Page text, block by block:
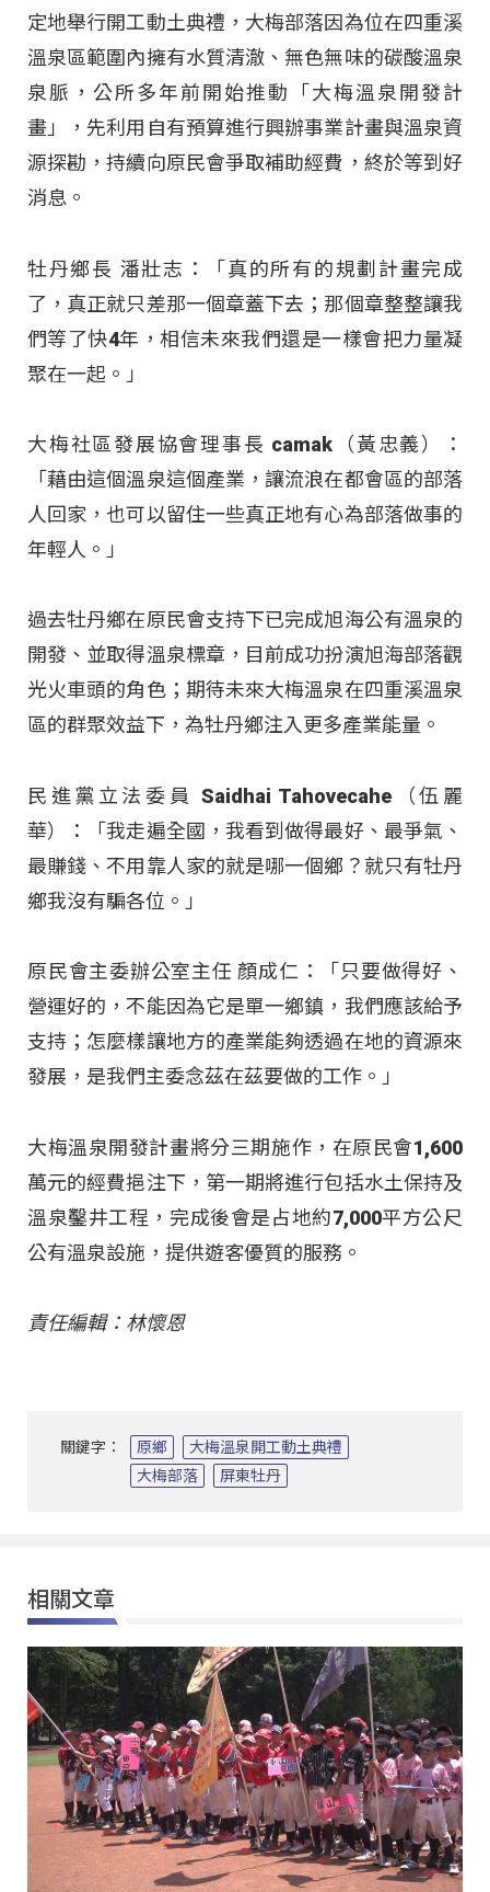
定地舉行開工動土典禮，大梅部落因為位在四重溪
溫泉區範圍內擁有水質清澈、無色無味的碳酸溫泉
泉脈，公所多年前開始推動「大梅溫泉開發計
畫」，先利用自有預算進行興辦事業計畫與溫泉資
源探勘，持續向原民會爭取補助經費，終於等到好
消息。
牡丹鄉長 潘壯志：「真的所有的規劃計畫完成
了，真正就只差那一個章蓋下去；那個章整整讓我
們等了快4年，相信未來我們還是一樣會把力量凝
聚在一起。」
大梅社區發展協會理事長 camak（黃忠義）：
「藉由這個溫泉這個產業，讓流浪在都會區的部落
人回家，也可以留住一些真正地有心為部落做事的
年輕人。」
過去牡丹鄉在原民會支持下已完成旭海公有溫泉的
開發、並取得溫泉標章，目前成功扮演旭海部落觀
光火車頭的角色；期待未來大梅溫泉在四重溪溫泉
區的群聚效益下，為牡丹鄉注入更多產業能量。
民進黨立法委員 Saidhai Tahovecahe（伍麗
華）：「我走遍全國，我看到做得最好、最爭氣、
最賺錢、不用靠人家的就是哪一個鄉？就只有牡丹
鄉我沒有騙各位。」
原民會主委辦公室主任 顏成仁：「只要做得好、
營運好的，不能因為它是單一鄉鎮，我們應該給予
支持；怎麼樣讓地方的產業能夠透過在地的資源來
發展，是我們主委念茲在茲要做的工作。」
大梅溫泉開發計畫將分三期施作，在原民會1,600
萬元的經費挹注下，第一期將進行包括水土保持及
溫泉鑿井工程，完成後會是占地約7,000平方公尺
公有溫泉設施，提供遊客優質的服務。
責任編輯：林懷恩
關鍵字： 原鄉
大梅溫泉開工動土典禮
大梅部落
屏東牡丹
相關文章